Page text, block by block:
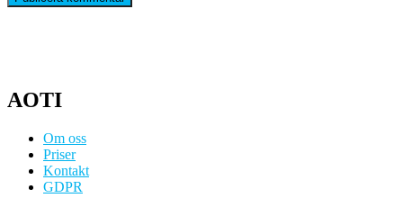
AOTI
Om oss
Priser
Kontakt
GDPR